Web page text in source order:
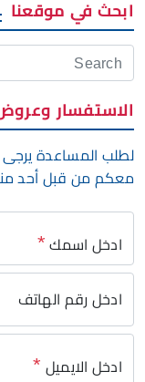
ابحث في موقعنا
الاستفسار
لطلب المساعدة يرجى
معكم من قبل أحد
ادخل اسمك *
ادخل رقم الهاتف
ادخل الايميل *